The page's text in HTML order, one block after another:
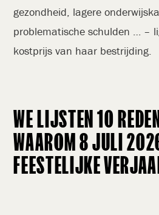
gezondheid, lagere
problematische schulden … –
kostprijs van haar bestrijding.
WE LIJSTEN 10
WAAROM 8 JULI
FEESTELIJKE